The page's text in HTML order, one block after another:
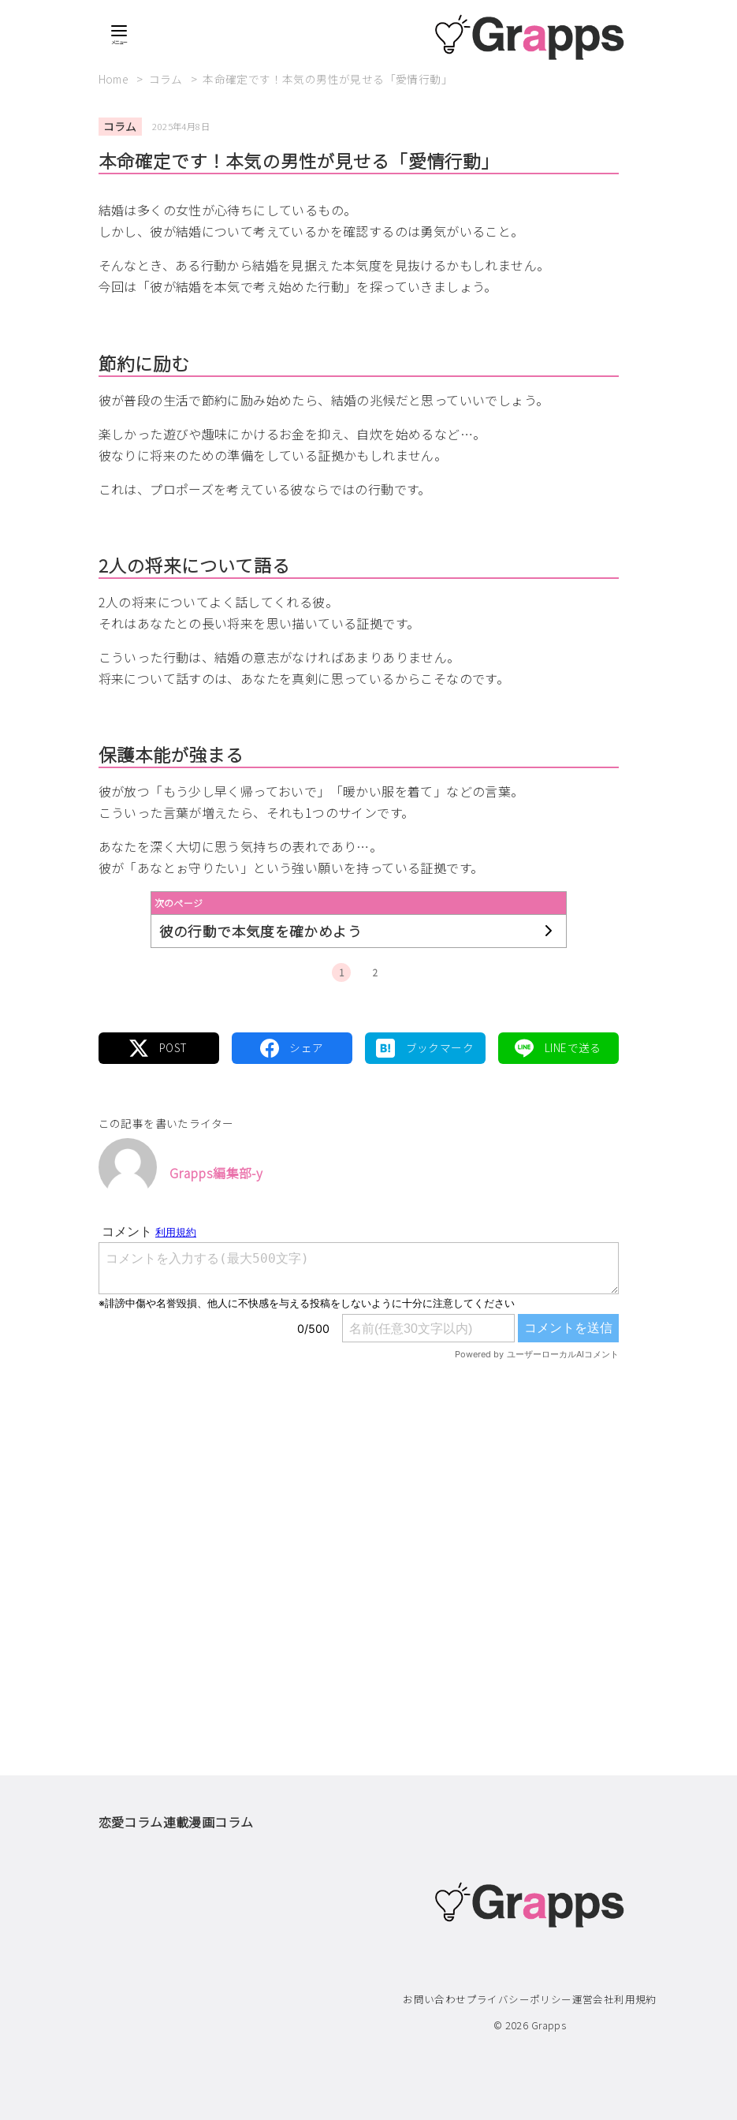
Home コラム 本命確定です！本気の男性が見せる「愛情行動」
コラム 2025年4月8日
本命確定です！本気の男性が見せる「愛情行動」
結婚は多くの女性が心待ちにしているもの。
しかし、彼が結婚について考えているかを確認するのは勇気がいること。
そんなとき、ある行動から結婚を見据えた本気度を見抜けるかもしれません。
今回は「彼が結婚を本気で考え始めた行動」を探っていきましょう。
節約に励む
彼が普段の生活で節約に励み始めたら、結婚の兆候だと思っていいでしょう。
楽しかった遊びや趣味にかけるお金を抑え、自炊を始めるなど…。
彼なりに将来のための準備をしている証拠かもしれません。
これは、プロポーズを考えている彼ならではの行動です。
2人の将来について語る
2人の将来についてよく話してくれる彼。
それはあなたとの長い将来を思い描いている証拠です。
こういった行動は、結婚の意志がなければあまりありません。
将来について話すのは、あなたを真剣に思っているからこそなのです。
保護本能が強まる
彼が放つ「もう少し早く帰っておいで」「暖かい服を着て」などの言葉。
こういった言葉が増えたら、それも1つのサインです。
あなたを深く大切に思う気持ちの表れであり…。
彼が「あなとぉ守りたい」という強い願いを持っている証拠です。
次のページ
彼の行動で本気度を確かめよう
1 2
この記事を書いたライター
Grapps編集部-y
恋愛コラム連載漫画コラム
お問い合わせプライバシーポリシー運営会社利用規約
© 2026 Grapps